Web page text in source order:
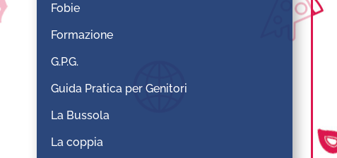
Fobie
Formazione
G.P.G.
Guida Pratica per Genitori
La Bussola
La coppia